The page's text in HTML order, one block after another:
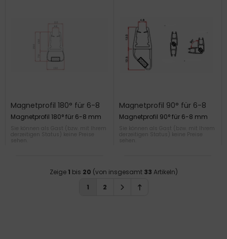
Magnetprofil 180° für 6-8
mm
Magnetprofil 180° für 6-8 mm
Sie können als Gast (bzw. mit Ihrem
derzeitigen Status) keine Preise
Magnetprofil 90° für 6-8
mm
Magnetprofil 90° für 6-8 mm
Sie können als Gast (bzw. mit Ihrem
derzeitigen Status) keine Preise
Zeige 1 bis 20 (von insgesamt 33 Artikeln)
1
2